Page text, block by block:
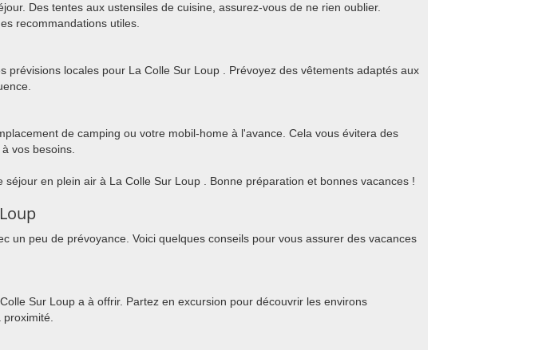
Des tentes aux ustensiles de cuisine, assurez-vous de ne rien oublier.
recommandations utiles.
locales pour La Colle Sur Loup . Prévoyez des vêtements adaptés aux
de camping ou votre mobil-home à l'avance. Cela vous évitera des
vos besoins.
en plein air à La Colle Sur Loup . Bonne préparation et bonnes vacances !
un peu de prévoyance. Voici quelques conseils pour vous assurer des vacances
Sur Loup a à offrir. Partez en excursion pour découvrir les environs